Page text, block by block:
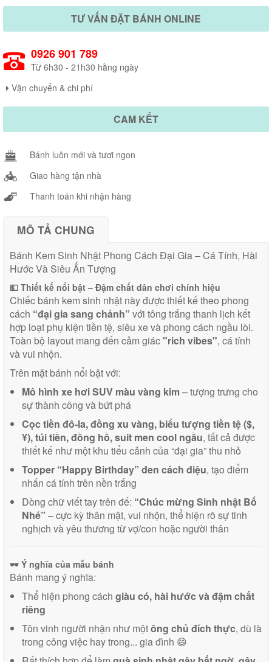
TƯ VẤN ĐẶT BÁNH ONLINE
0926 901 789
Từ 6h30 - 21h30 hằng ngày
Vận chuyển & chi phí
CAM KẾT
Bánh luôn mới và tươi ngon
Giao hàng tận nhà
Thanh toán khi nhận hàng
MÔ TẢ CHUNG
Bánh Kem Sinh Nhật Phong Cách Đại Gia – Cá Tính, Hài
Hước Và Siêu Ấn Tượng
💵 Thiết kế nổi bật – Đậm chất dân chơi chính hiệu
Chiếc bánh kem sinh nhật này được thiết kế theo phong
cách “đại gia sang chảnh” với tông trắng thanh lịch kết
hợp loạt phụ kiện tiền tệ, siêu xe và phong cách ngầu lòi.
Toàn bộ layout mang đến cảm giác"rich vibes", cá tính
và vui nhộn.
Trên mặt bánh nổi bật với:
Mô hình xe hơi SUV màu vàng kim– tượng trưng cho
sự thành công và bứt phá
Cọc tiền đô-la, đồng xu vàng, biểu tượng tiền tệ ($,
¥), túi tiền, đồng hồ, suit men cool ngầu, tất cả được
thiết kế như một khu tiểu cảnh của “đại gia” thu nhỏ
Topper “Happy Birthday” đen cách điệu, tạo điểm
nhấn cá tính trên nền trắng
Dòng chữ viết tay trên đế: “Chúc mừng Sinh nhật Bố
Nhé” – cực kỳ thân mật, vui nhộn, thể hiện rõ sự tinh
nghịch và yêu thương từ vợ/con hoặc người thân
🕶️ Ý nghĩa của mẫu bánh
Bánh mang ý nghĩa:
Thể hiện phong cách giàu có, hài hước và đậm chất
riêng
Tôn vinh người nhận như mộtông chủ đích thực, dù là
trong công việc hay trong... gia đình 😄